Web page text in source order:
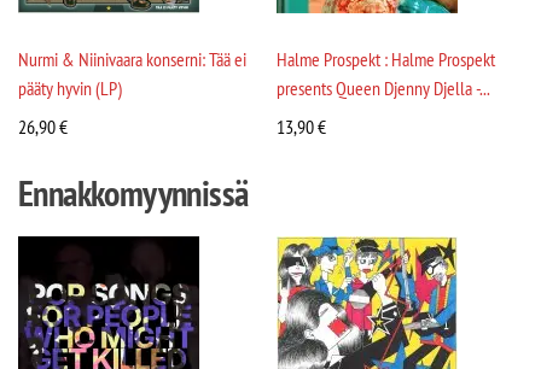
Nurmi & Niinivaara konserni: Tää ei
pääty hyvin (LP)
26,90€
Halme Prospekt : Halme Prospekt
presents Queen Djenny Djella -...
13,90€
Ennakkomyynnissä